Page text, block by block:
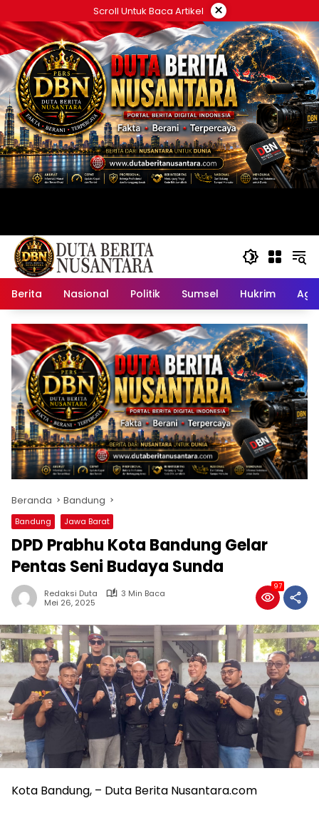
ke
konten
Scroll Untuk Baca Artikel ×
Berita Nasional Politik Sumsel Hukrim
Beranda Bandung
Bandung Jawa Barat
DPD Prabhu Kota Bandung Gelar
Pentas Seni Budaya Sunda
Redaksi Duta
3 Min Baca
Mei 26, 2025
97
Kota Bandung, – Duta Berita Nusantara.com